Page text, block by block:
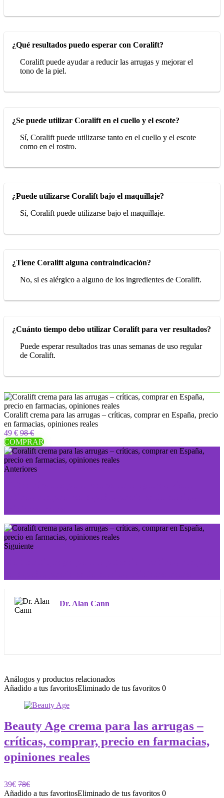
¿Qué resultados puedo esperar con Coralift?
Coralift puede ayudar a reducir las arrugas y mejorar el
tono de la piel.
¿Se puede utilizar Coralift en el cuello y el escote?
Sí, Coralift puede utilizarse tanto en el cuello y el escote
como en el rostro.
¿Puede utilizarse Coralift bajo el maquillaje?
Sí, Coralift puede utilizarse bajo el maquillaje.
¿Tiene Coralift alguna contraindicación?
No, si es alérgico a alguno de los ingredientes de Coralift.
¿Cuánto tiempo debo utilizar Coralift para ver resultados?
Puede esperar resultados tras unas semanas de uso regular
de Coralift.
Coralift crema para las arrugas – críticas, comprar en España, precio
en farmacias, opiniones reales
49 € 98 €
COMPRAR
Anteriores
Siguiente
Dr. Alan Cann
Análogos y productos relacionados
Añadido a tus favoritosEliminado de tus favoritos 0
Beauty Age crema para las arrugas –
críticas, comprar, precio en farmacias,
opiniones reales
39€ 78€
Añadido a tus favoritosEliminado de tus favoritos 0